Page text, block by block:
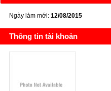
Ngày làm mới: 12/08/2015
Thông tin tài khoản